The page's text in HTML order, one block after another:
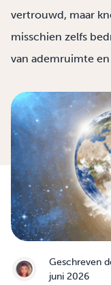
vertrouwd, maar
misschien zelfs
van ademruimte
Geschreven
juni 2026